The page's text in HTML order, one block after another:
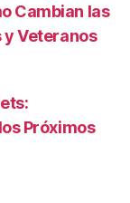
Cambian las
y Veteranos
Próximos